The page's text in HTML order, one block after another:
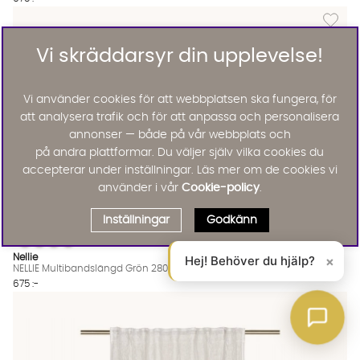
Lägg
NELLIE Multibandslängd Grön 280 Finns även i dessa färger:
NELLIE Multibandslängd Grön 280
NELLIE Multibandslängd Grön 280
NELLIE Multibandslängd Grön 280
NELLIE Multibandslängd Grön 280
Nellie
NELLIE Multibandslängd Grön 280
675 :-
Lägg
Vi skräddarsyr din upplevelse!
Vi använder cookies för att webbplatsen ska fungera, för
att analysera trafik och för att anpassa och personalisera
annonser — både på vår webbplats och
på andra plattformar. Du väljer själv vilka cookies du
accepterar under inställningar. Läs mer om de cookies vi
använder i vår Cookie-policy.
Inställningar Godkänn
Hej! Behöver du hjälp? ×